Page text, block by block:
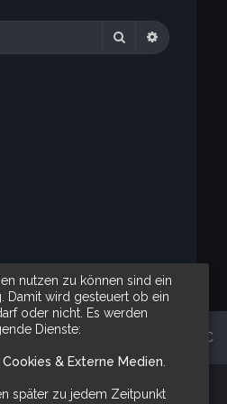
Suche Erweiterte
UTC
nutzen zu können sind ein
Damit wird gesteuert ob ein
oder nicht. Es werden
Dienste:
& Externe Medien
später zu jedem Zeitpunkt